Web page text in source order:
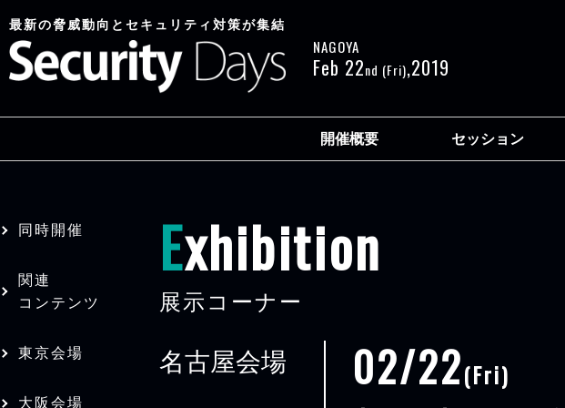
最新の脅威動向と セキュリティ対策が集結
NAGOYA
Feb 22nd (Fri),2019
開催概要 セッション
同時開催
関連
コンテンツ
東京会場
大阪会場
Exhibition
展示コーナー
名古屋会場 02/22(Fri)